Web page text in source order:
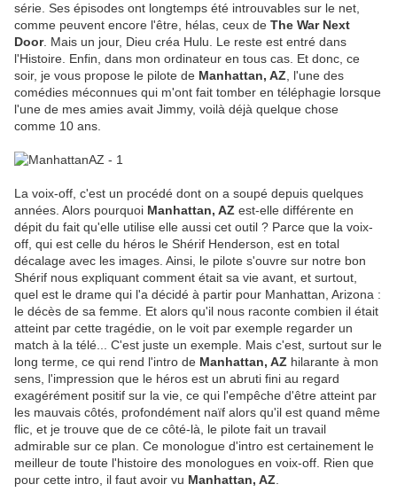
série. Ses épisodes ont longtemps été introuvables sur le net,
comme peuvent encore l'être, hélas, ceux de The War Next
Door. Mais un jour, Dieu créa Hulu. Le reste est entré dans
l'Histoire. Enfin, dans mon ordinateur en tous cas. Et donc, ce
soir, je vous propose le pilote de Manhattan, AZ , l'une des
comédies méconnues qui m'ont fait tomber en téléphagie lorsque
l'une de mes amies avait Jimmy, voilà déjà quelque chose
comme 10 ans.
La voix-off, c'est un procédé dont on a soupé depuis quelques
années. Alors pourquoi Manhattan, AZ est-elle différente en
dépit du fait qu'elle utilise elle aussi cet outil ? Parce que la voix-
off, qui est celle du héros le Shérif Henderson, est en total
décalage avec les images. Ainsi, le pilote s'ouvre sur notre bon
Shérif nous expliquant comment était sa vie avant, et surtout,
quel est le drame qui l'a décidé à partir pour Manhattan, Arizona :
le décès de sa femme. Et alors qu'il nous raconte combien il était
atteint par cette tragédie, on le voit par exemple regarder un
match à la télé... C'est juste un exemple. Mais c'est, surtout sur le
long terme, ce qui rend l'intro de Manhattan, AZ hilarante à mon
sens, l'impression que le héros est un abruti fini au regard
exagérément positif sur la vie, ce qui l'empêche d'être atteint par
les mauvais côtés, profondément naïf alors qu'il est quand même
flic, et je trouve que de ce côté-là, le pilote fait un travail
admirable sur ce plan. Ce monologue d'intro est certainement le
meilleur de toute l'histoire des monologues en voix-off. Rien que
pour cette intro, il faut avoir vu Manhattan, AZ